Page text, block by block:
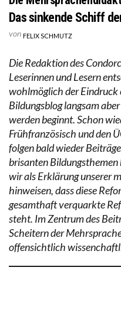
Das sinkende Schiff
von FELIX SCHMUTZ
Die Redaktion des
Leserinnen und Lesern
wohlmöglich der Eindruck
Bildungsblog langsam
werden beginnt. Schon
Frühfranzösisch und den
folgen bald wieder
brisanten
wir als Erklärung unserer
hinweisen, dass diese
gesamthaft verquarkte
steht. Im Zentrum des
Scheitern der
offensichtlich